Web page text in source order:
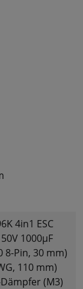
4in1 ESC
1000µF
8-Pin, 30 mm)
110 mm)
(M3)